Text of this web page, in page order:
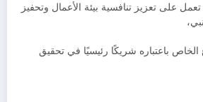
على تعزيز تنافسية بيئة الأعمال وتحفيز
باعتباره شريكًا رئيسيًا في تحقيق